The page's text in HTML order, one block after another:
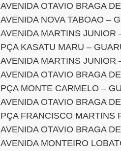
AVENIDA OTAVIO BRAGA
AVENIDA NOVA TABOAO –
AVENIDA MARTINS JUNIOR
PÇA KASATU MARU –
AVENIDA MARTINS JUNIOR
AVENIDA OTAVIO BRAGA
PÇA MONTE CARMELO –
AVENIDA OTAVIO BRAGA
PÇA FRANCISCO MARTINS
AVENIDA OTAVIO BRAGA
AVENIDA MONTEIRO